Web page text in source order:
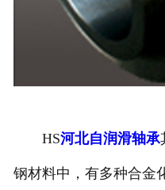
HS河北自润滑轴承
钢材料中，有多种合金